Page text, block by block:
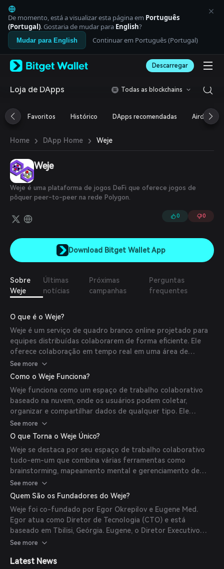
English
日本語
Tiếng Việt
Русский
Español (Latinoamérica)
Italiano
Deutsch
繁體中文
Português (Portugal)
ภาษาไทย
العربية
हिन्दी
বাংলা
Español
Português (Brasil)
De momento, está a visualizar esta página em Português
(Portugal). Gostaria de mudar para English?
Mudar para English Continuar em Português (Portugal)
Descarregar
Loja de DApps Todas as blockchains
Favoritos Histórico DApps recomendadas Airdrop
Home › DApp Home › Weje
Weje
Weje é uma plataforma de jogos DeFi que oferece jogos de
pôquer peer-to-peer na rede Polygon.
0 0
Download Bitget Wallet App
Sobre
Weje
Últimas
notícias
Próximas
campanhas
Perguntas
frequentes
O que é o Weje?
Weje é um serviço de quadro branco online projetado para
equipes distribuídas colaborarem de forma eficiente. Ele
oferece colaboração em tempo real em uma área de
trabalho infinita compartilhada, permitindo que os usuários
criem mapas mentais, coletem e compartilhem informações
de diversas fontes. O Weje permite que indivíduos
organizem informações pessoais e comerciais dentro de
uma única conta, com opções para compartilhar
publicamente ou convidar colaboradores para projetos
conjuntos. A plataforma é gratuita para uso pessoal.
See more
Como o Weje Funciona?
Weje funciona como um espaço de trabalho colaborativo
baseado na nuvem, onde os usuários podem coletar,
organizar e compartilhar dados de qualquer tipo. Ele
fornece ferramentas para brainstorming, mapeamento
mental, anotações de reuniões e quadros Kanban. Os
usuários podem arrastar e soltar conteúdo da web,
escrever notas, definir metas e gerenciar tarefas. A
plataforma suporta sincronização em tempo real entre
dispositivos, garantindo acesso consistente às informações
de qualquer lugar.
See more
O que Torna o Weje Único?
Weje se destaca por seu espaço de trabalho colaborativo
tudo-em-um que combina várias ferramentas como
brainstorming, mapeamento mental e gerenciamento de
projetos em uma única plataforma. Sua flexibilidade
permite que os usuários estruturam e apresentem
informações de inúmeras maneiras, adaptando-se às
abordagens individuais de produtividade. Além disso, o
compromisso do Weje de ser gratuito para uso pessoal e
sua consideração em transitar para um modelo open-
source destacam sua filosofia centrada no usuário.
See more
Quem São os Fundadores do Weje?
Weje foi co-fundado por Egor Okrepilov e Eugene Med.
Egor atua como Diretor de Tecnologia (CTO) e está
baseado em Tbilisi, Geórgia. Eugene, o Diretor Executivo
(CEO), tem mais de 20 anos de experiência no crescimento
See more
Latest News